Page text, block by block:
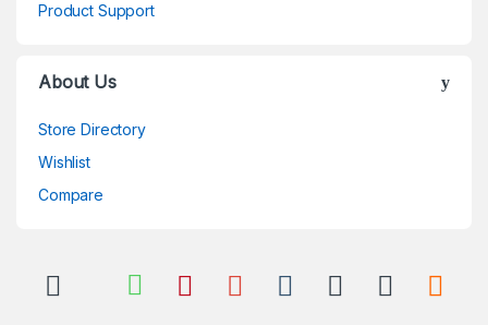
Product Support
About Us
Store Directory
Wishlist
Compare